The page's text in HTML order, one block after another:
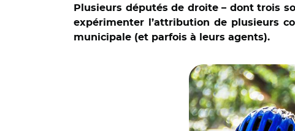
Plusieurs députés de droite – dont trois
expérimenter l’attribution de plusieurs
municipale (et parfois à leurs agents).